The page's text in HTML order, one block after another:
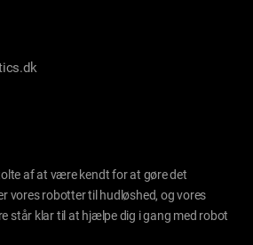
af at være kendt for at gøre det
vores robotter til hudløshed, og vores
står klar til at hjælpe dig i gang med robot